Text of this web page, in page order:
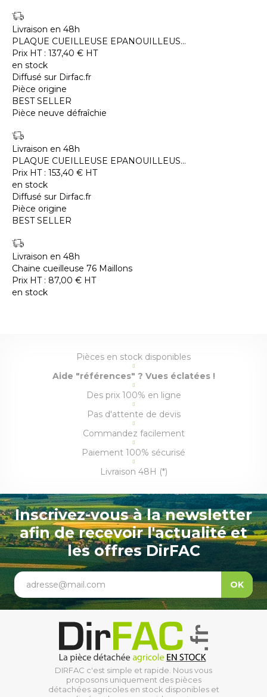
Livraison en 48h
PLAQUE CUEILLEUSE EPANOUILLEUS...
Prix HT : 137,40 € HT
en stock
Diffusé sur Dirfac.fr
Pièce origine
BEST SELLER
Pièce neuve défraîchie
Livraison en 48h
PLAQUE CUEILLEUSE EPANOUILLEUS...
Prix HT : 153,40 € HT
en stock
Diffusé sur Dirfac.fr
Pièce origine
BEST SELLER
Livraison en 48h
Chaine cueilleuse 76 Maillons
Prix HT : 87,00 € HT
en stock
Pièces en stock disponibles
Aide "références" ? Vues éclatées !
Des prix 100% en ligne
Pas d'attente de devis
Commandez facilement
Paiement 100% sécurisé
Livraison 48H (*)
Inscrivez-vous à la newsletter
afin de recevoir l'actualité et
les offres DirFAC
adresse@mail.com OK
DIRFAC c'est simple et rapide. Nous vous
proposons uniquement des pièces
détachées agricoles en stock disponibles et